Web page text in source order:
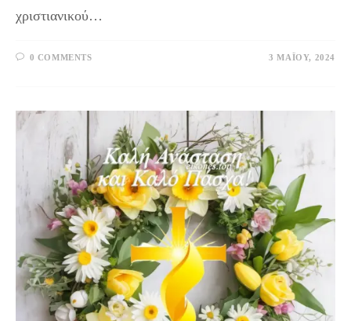
χριστιανικού…
0 COMMENTS 3 ΜΑΪ́ΟΥ, 2024